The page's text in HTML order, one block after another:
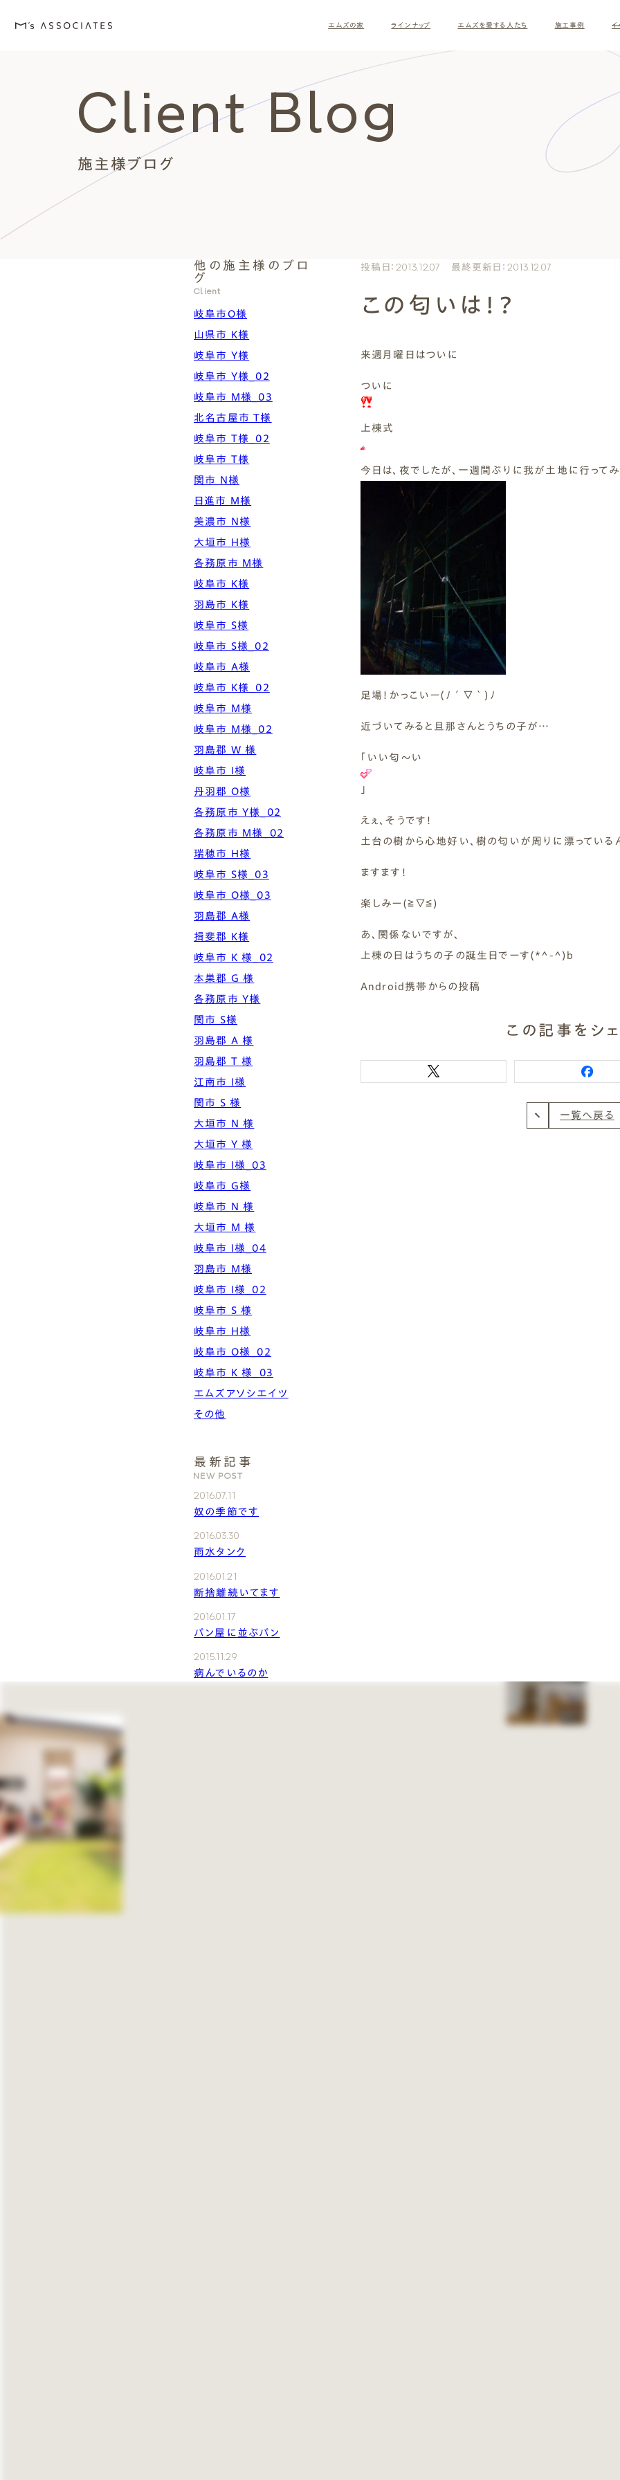
エムズの家
M's house
エムズの家
エムズの家について
M's house
10のお約束ごと、苦手な
こと
Order House
ラインナップ
Lineup
ラインナップ
ラインナップ
Lineup
ナチュレエコ・アドバンス
（コスパ最強モデル）
Natureeco Advance
能ゼロエネルギー住宅）
Natureeco Zero
Hiraya&Nisetai
平屋住宅
Hiraya
二世帯住宅
エムズを愛する人たち
Love
エムズを愛する人たち
エムズを愛する人たち
Owners
お客様の暮らしインタビュー
Voice
施工事例
Works
施工事例
外観デザインスタイルから探す
Simple Modern
ナチュラルモダン
Natural Modern
外装仕様から探す
Exterior Type
軒アリ 軒無し
イ
Event・Blog
イベント・ブログ
イベント
Event・Blog
Event
ブログ
家づくりコラム 施主様ブログ
Client Blog
About
エムズのこと
エムズのこと
About
Company
スタッフ紹介
Staff
施主様ブログ
Client Blog
投稿日：2013.12.07 最終更新日：2013.12.07
この匂いは！？
来週月曜日はついに
ついに
上棟式
今日は、夜でしたが、一週間ぶりに我が土地に行ってみ
足場！かっこいー(ﾉ´▽｀)ﾉ
近づいてみると旦那さんとうちの子が…
｢いい匂～い
｣
えぇ、そうです！
土台の樹から心地好い、樹の匂いが周りに漂っている
ますます！
楽しみー(≧▽≦)
あ、関係ないですが、
上棟の日はうちの子の誕生日でーす(*^-^)b
Android携帯からの投稿
この記事をシ
一覧へ戻る
他の施主様のブロ
グ
Client
岐阜市O様
山県市 K様
岐阜市 Y様
岐阜市 Y様_02
岐阜市 M様_03
北名古屋市 T様
岐阜市 T様_02
岐阜市 T様
関市 N様
日進市 M様
美濃市 N様
大垣市 H様
各務原市 M様
岐阜市 K様
羽島市 K様
岐阜市 S様
岐阜市 S様_02
岐阜市 A様
岐阜市 K様_02
岐阜市 M様
岐阜市 M様_02
羽島郡 W 様
岐阜市 I様
丹羽郡 O様
各務原市 Y様_02
各務原市 M様_02
瑞穂市 H様
岐阜市 S様_03
岐阜市 O様_03
羽島郡 A様
揖斐郡 K様
岐阜市 K 様_02
本巣郡 G 様
各務原市 Y様
関市 S様
羽島郡 A 様
羽島郡 T 様
江南市 I様
関市 S 様
大垣市 N 様
大垣市 Y 様
岐阜市 I様_03
岐阜市 G様
岐阜市 N 様
大垣市 M 様
岐阜市 I様_04
羽島市 M様
岐阜市 I様_02
岐阜市 S 様
岐阜市 H様
岐阜市 O様_02
岐阜市 K 様_03
エムズアソシエイツ
その他
最新記事
NEW POST
2016.07.11
奴の季節です
2016.03.30
雨水タンク
2016.01.21
断捨離続いてます
2016.01.17
パン屋に並ぶパン
2015.11.29
病んでいるのか